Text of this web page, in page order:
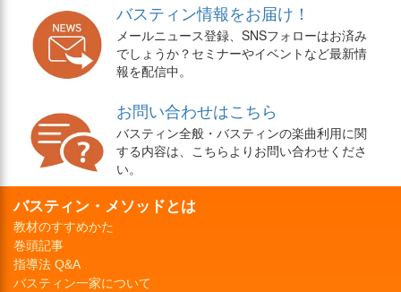
バスティン情報をお届け！
メールニュース登録、SNSフォローはお済み
でしょうか？セミナーやイベントなど最新情
報を配信中。
お問い合わせはこちら
バスティン全般・バスティンの楽曲利用に関
する内容は、こちらよりお問い合わせくださ
い。
バスティン・メソッドとは
教材のすすめかた
巻頭記事
指導法 Q&A
バスティン一家について